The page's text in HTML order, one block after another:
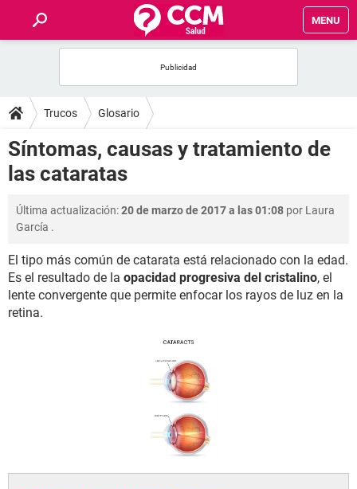
MENU
FOROS
SALUD
FAMILIA
NUTRICIÓN
BIENESTAR
SEXUALIDAD
Trucos Glosario
Síntomas, causas y tratamiento de
las cataratas
Última actualización:20 de marzo de 2017 a las 01:08 por Laura
García .
El tipo más común de catarata está relacionado con la edad.
Es el resultado de la opacidad progresiva del cristalino, el
lente convergente que permite enfocar los rayos de luz en la
retina.